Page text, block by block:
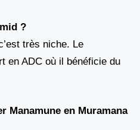
?
très niche. Le
en ADC où il bénéficie du
Manamune en Muramana